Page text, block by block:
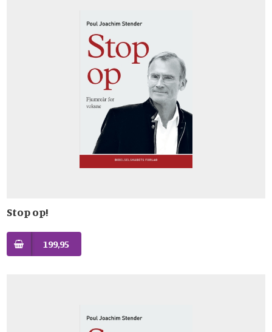
Stop op!
199,95